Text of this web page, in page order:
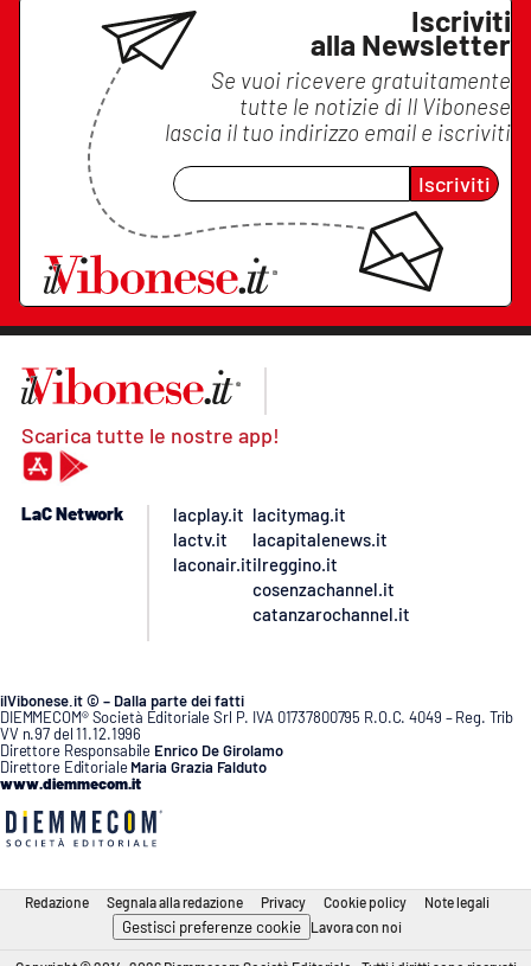
Iscriviti
alla Newsletter
Se vuoi ricevere gratuitamente
tutte le notizie di Il Vibonese
lascia il tuo indirizzo email e iscriviti
Iscriviti
Scarica tutte le nostre app!
LaC Network
lacplay.it
lactv.it
laconair.it
lacitymag.it
lacapitalenews.it
ilreggino.it
cosenzachannel.it
catanzarochannel.it
ilVibonese.it © – Dalla parte dei fatti
DIEMMECOM® Società Editoriale Srl P. IVA 01737800795 R.O.C. 4049 – Reg. Trib
VV n.97 del 11.12.1996
Direttore Responsabile Enrico De Girolamo
Direttore Editoriale Maria Grazia Falduto
www.diemmecom.it
Redazione Segnala alla redazione Privacy Cookie policy Note legali
Gestisci preferenze cookie Lavora con noi